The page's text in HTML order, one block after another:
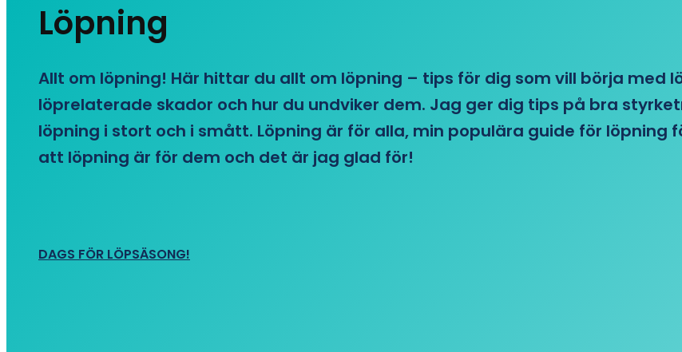
Löpning
Allt om löpning! Här hittar du allt om löpning – tips för dig som vill börja med
löprelaterade skador och hur du undviker dem. Jag ger dig tips på bra
löpning i stort och i smått. Löpning är för alla, min populära guide för
att löpning är för dem och det är jag glad för!
DAGS FÖR LÖPSÄSONG!